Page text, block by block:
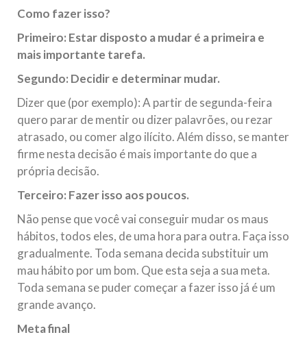
Como fazer isso?
Primeiro: Estar disposto a mudar é a primeira e
mais importante tarefa.
Segundo: Decidir e determinar mudar.
Dizer que (por exemplo): A partir de segunda-feira
quero parar de mentir ou dizer palavrões, ou rezar
atrasado, ou comer algo ilícito. Além disso, se manter
firme nesta decisão é mais importante do que a
própria decisão.
Terceiro: Fazer isso aos poucos.
Não pense que você vai conseguir mudar os maus
hábitos, todos eles, de uma hora para outra. Faça isso
gradualmente. Toda semana decida substituir um
mau hábito por um bom. Que esta seja a sua meta.
Toda semana se puder começar a fazer isso já é um
grande avanço.
Meta final